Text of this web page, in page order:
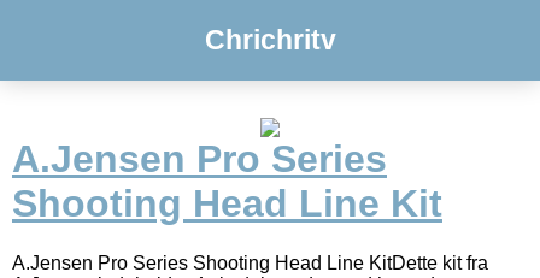
Chrichritv
A.Jensen Pro Series
Shooting Head Line Kit
A.Jensen Pro Series Shooting Head Line KitDette kit fra